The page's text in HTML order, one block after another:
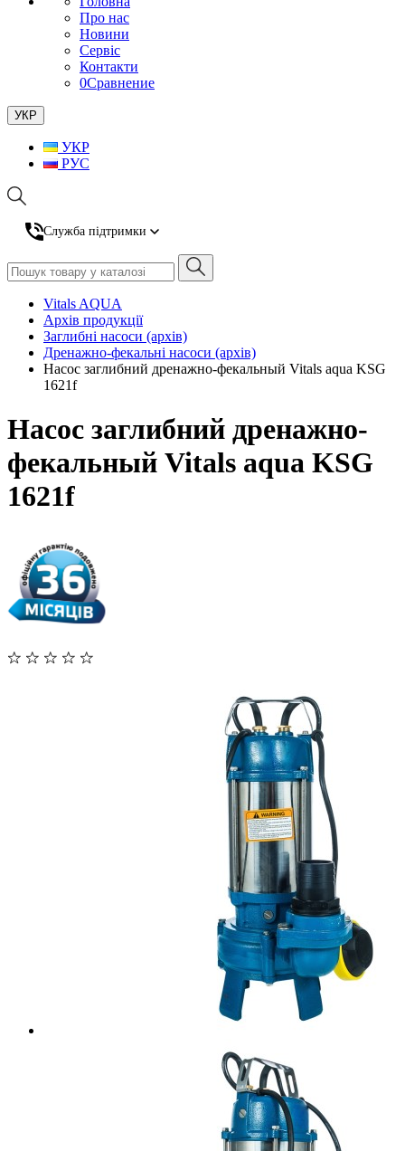
Про нас
Новини
Сервіс
Контакти
0Сравнение
УКР
УКР
РУС
Служба підтримки
Vitals AQUA
Архів продукції
Заглибні насоси (архів)
Дренажно-фекальні насоси (архів)
Насос заглибний дренажно-фекальный Vitals aqua KSG
1621f
Насос заглибний дренажно-
фекальный Vitals aqua KSG
1621f